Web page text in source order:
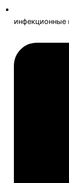
инфекционные